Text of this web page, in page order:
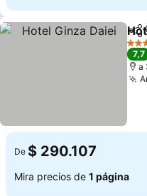
3
7,7
a
De $ 290.107
Mira precios de 1 página